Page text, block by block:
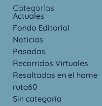
Categorías
Actuales
Fondo Editorial
Noticias
Pasadas
Recorridos Virtuales
Resaltadas en el home
ruta60
Sin categoría